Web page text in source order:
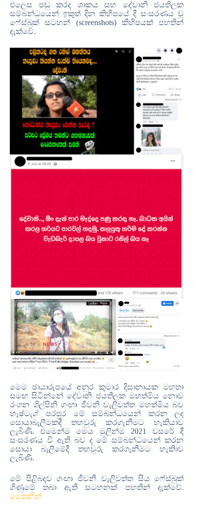
එලෙස පඬු කරද ශාකය සහ දේවානි ජයතිලක
සම්බන්ධයෙන් ඉකුත් දින කිහිපයේ දී සංසරණය වූ
ෆේස්බුක් සටහන් (screenshots) කිහිපයක් පහතින්
දැක්වේ.
මෙම ඡායාරූපයේ අනුර කුමාර දිසානායක මහතා
සමඟ සිටින්නේ දේවානි ජයතිලක මහත්මිය නොව
රංගන ශිල්පිනි ගංඟා ජීවනි වැලිවත්ත මහත්මිය බව
හෑෂ්ටැග් පරපුර මේ සම්බන්ධයෙන් කරන ලද
සොයාබැලීමකදී තහවුරු කරගැනීමට හැකියාව
ලැබිණි. එමෙන්ම මෙය මුලින්ම 2021 වසරේ දී
සංසරණය වී ඇති බව ද මේ සම්බන්ධයෙන් කරන
සොයා බැලීමේදී තහවුරු කරගැනීමට හැකිාව
ලැබිණි.
මේ පිළිබදව ගංඟා ජීවනී වැලිවත්ත සිය ෆේස්බුක්
ගිණුමේ තබා ඇති සටහනක් පහතින් දැක්වේ.
මෙතනින්